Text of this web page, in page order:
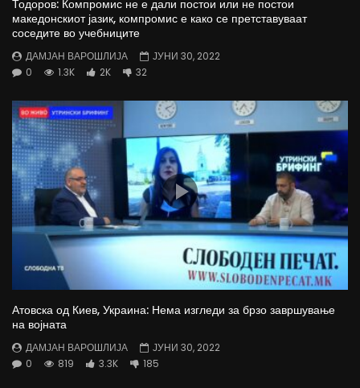
Тодоров: Компромис не е дали постои или не постои
македонскиот јазик, компромис е како се претставуваат
соседите во учебниците
ДАМЈАН ВАРОШЛИЈА
ЈУНИ 30, 2022
0
1.3K 2K 32
Атовска од Киев, Украина: Нема изгледи за брзо завршување
на војната
ДАМЈАН ВАРОШЛИЈА
ЈУНИ 30, 2022
0
819 3.3K 185